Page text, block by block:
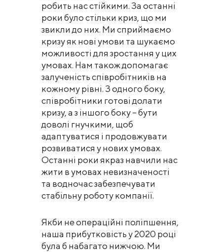
робить нас стійкими. За останні
роки було стільки криз, що ми
звикли до них. Ми сприймаємо
кризу як нові умови та шукаємо
можливості для зростання у цих
умовах. Нам також допомагає
залученість співробітників на
кожному рівні. З одного боку,
співробітники готові долати
кризу, а з іншого боку – бути
доволі гнучкими, щоб
адаптуватися і продовжувати
розвиватися у нових умовах.
Останні роки якраз навчили нас
жити в умовах невизначеності
та водночас забезпечувати
стабільну роботу компанії.
Якби не операційні поліпшення,
наша прибутковість у 2020 році
була б набагато нижчою. Ми